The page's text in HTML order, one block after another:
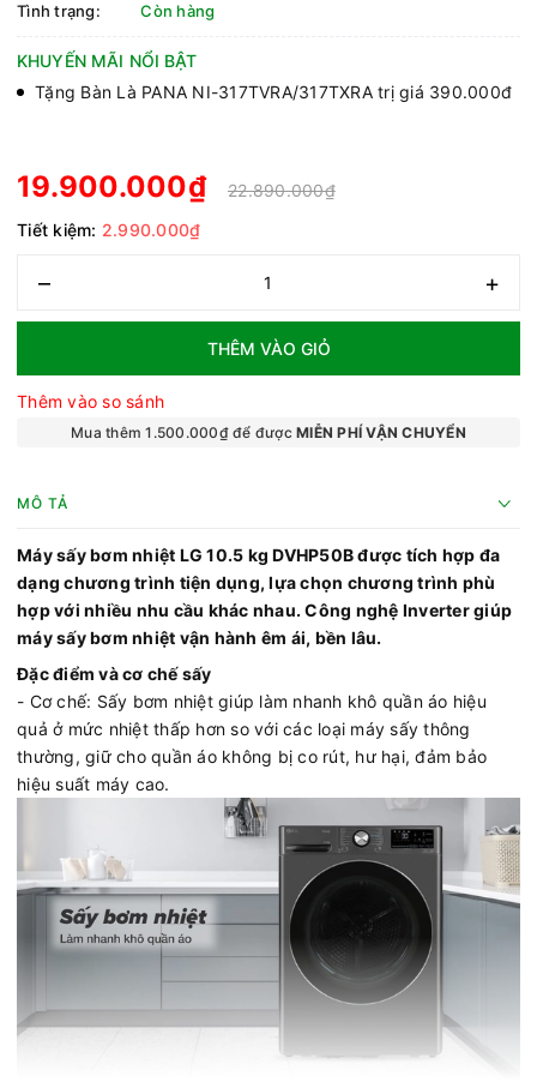
Tình trạng:
Còn hàng
KHUYẾN MÃI NỔI BẬT
Tặng Bàn Là PANA NI-317TVRA/317TXRA trị giá 390.000đ
19.900.000₫
22.890.000₫
Tiết kiệm: 2.990.000₫
– +
THÊM VÀO GIỎ
Thêm vào so sánh
Mua thêm 1.500.000₫ để đượcMIỄN PHÍ VẬN CHUYỂN
MÔ TẢ
Máy sấy bơm nhiệt LG 10.5 kg DVHP50B được tích hợp đa
dạng chương trình tiện dụng, lựa chọn chương trình phù
hợp với nhiều nhu cầu khác nhau. Công nghệ Inverter giúp
máy sấy bơm nhiệt vận hành êm ái, bền lâu.
Đặc điểm và cơ chế sấy
- Cơ chế: Sấy bơm nhiệt giúp làm nhanh khô quần áo hiệu
quả ở mức nhiệt thấp hơn so với các loại máy sấy thông
thường, giữ cho quần áo không bị co rút, hư hại, đảm bảo
hiệu suất máy cao.